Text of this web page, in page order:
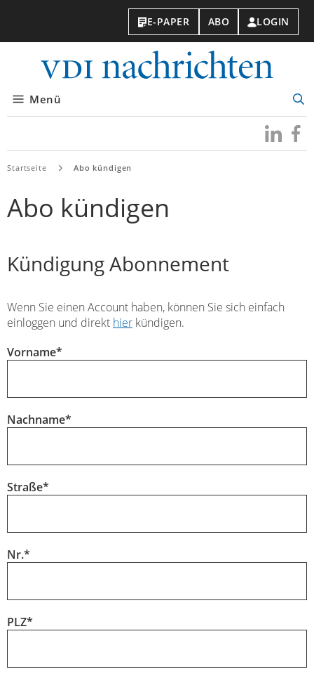
E-PAPER ABO LOGIN
Menü
Besuchen
Sie
Sie
Startseite Abo kündigen
Abo kündigen
Kündigung Abonnement
Wenn Sie einen Account haben, können Sie sich einfach
einloggen und direkt hier kündigen.
Vorname*
Nachname*
Straße*
Nr.*
PLZ*